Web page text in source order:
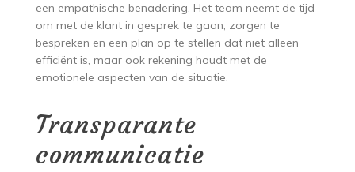
een empathische benadering. Het team neemt de tijd
om met de klant in gesprek te gaan, zorgen te
bespreken en een plan op te stellen dat niet alleen
efficiënt is, maar ook rekening houdt met de
emotionele aspecten van de situatie.
Transparante
communicatie